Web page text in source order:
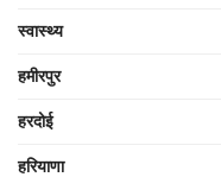
स्वास्थ्य
हमीरपुर
हरदोई
हरियाणा